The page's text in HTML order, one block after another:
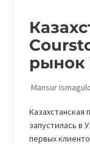
рынок
Mansur
запустилась в
первых